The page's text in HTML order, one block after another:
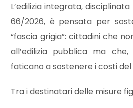
L’edilizia integrata,
66/2026, è pensata per
“fascia grigia”: cittadini che
all’edilizia pubblica ma
faticano a sostenere i costi
Tra i destinatari delle misure
-
multiscelta
Qualsiasi